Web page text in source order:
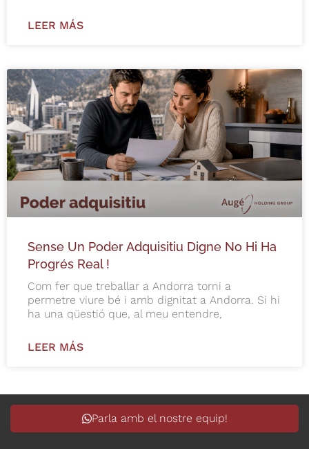
LEER MÁS
Sense Un Poder Adquisitiu Digne No Hi Ha
Progrés Real !
Com fer que treballar a Andorra torni a
permetre viure bé i amb dignitat a Andorra. Si hi
ha una qüestió que, al meu entendre,
LEER MÁS
Parla amb el nostre equip!